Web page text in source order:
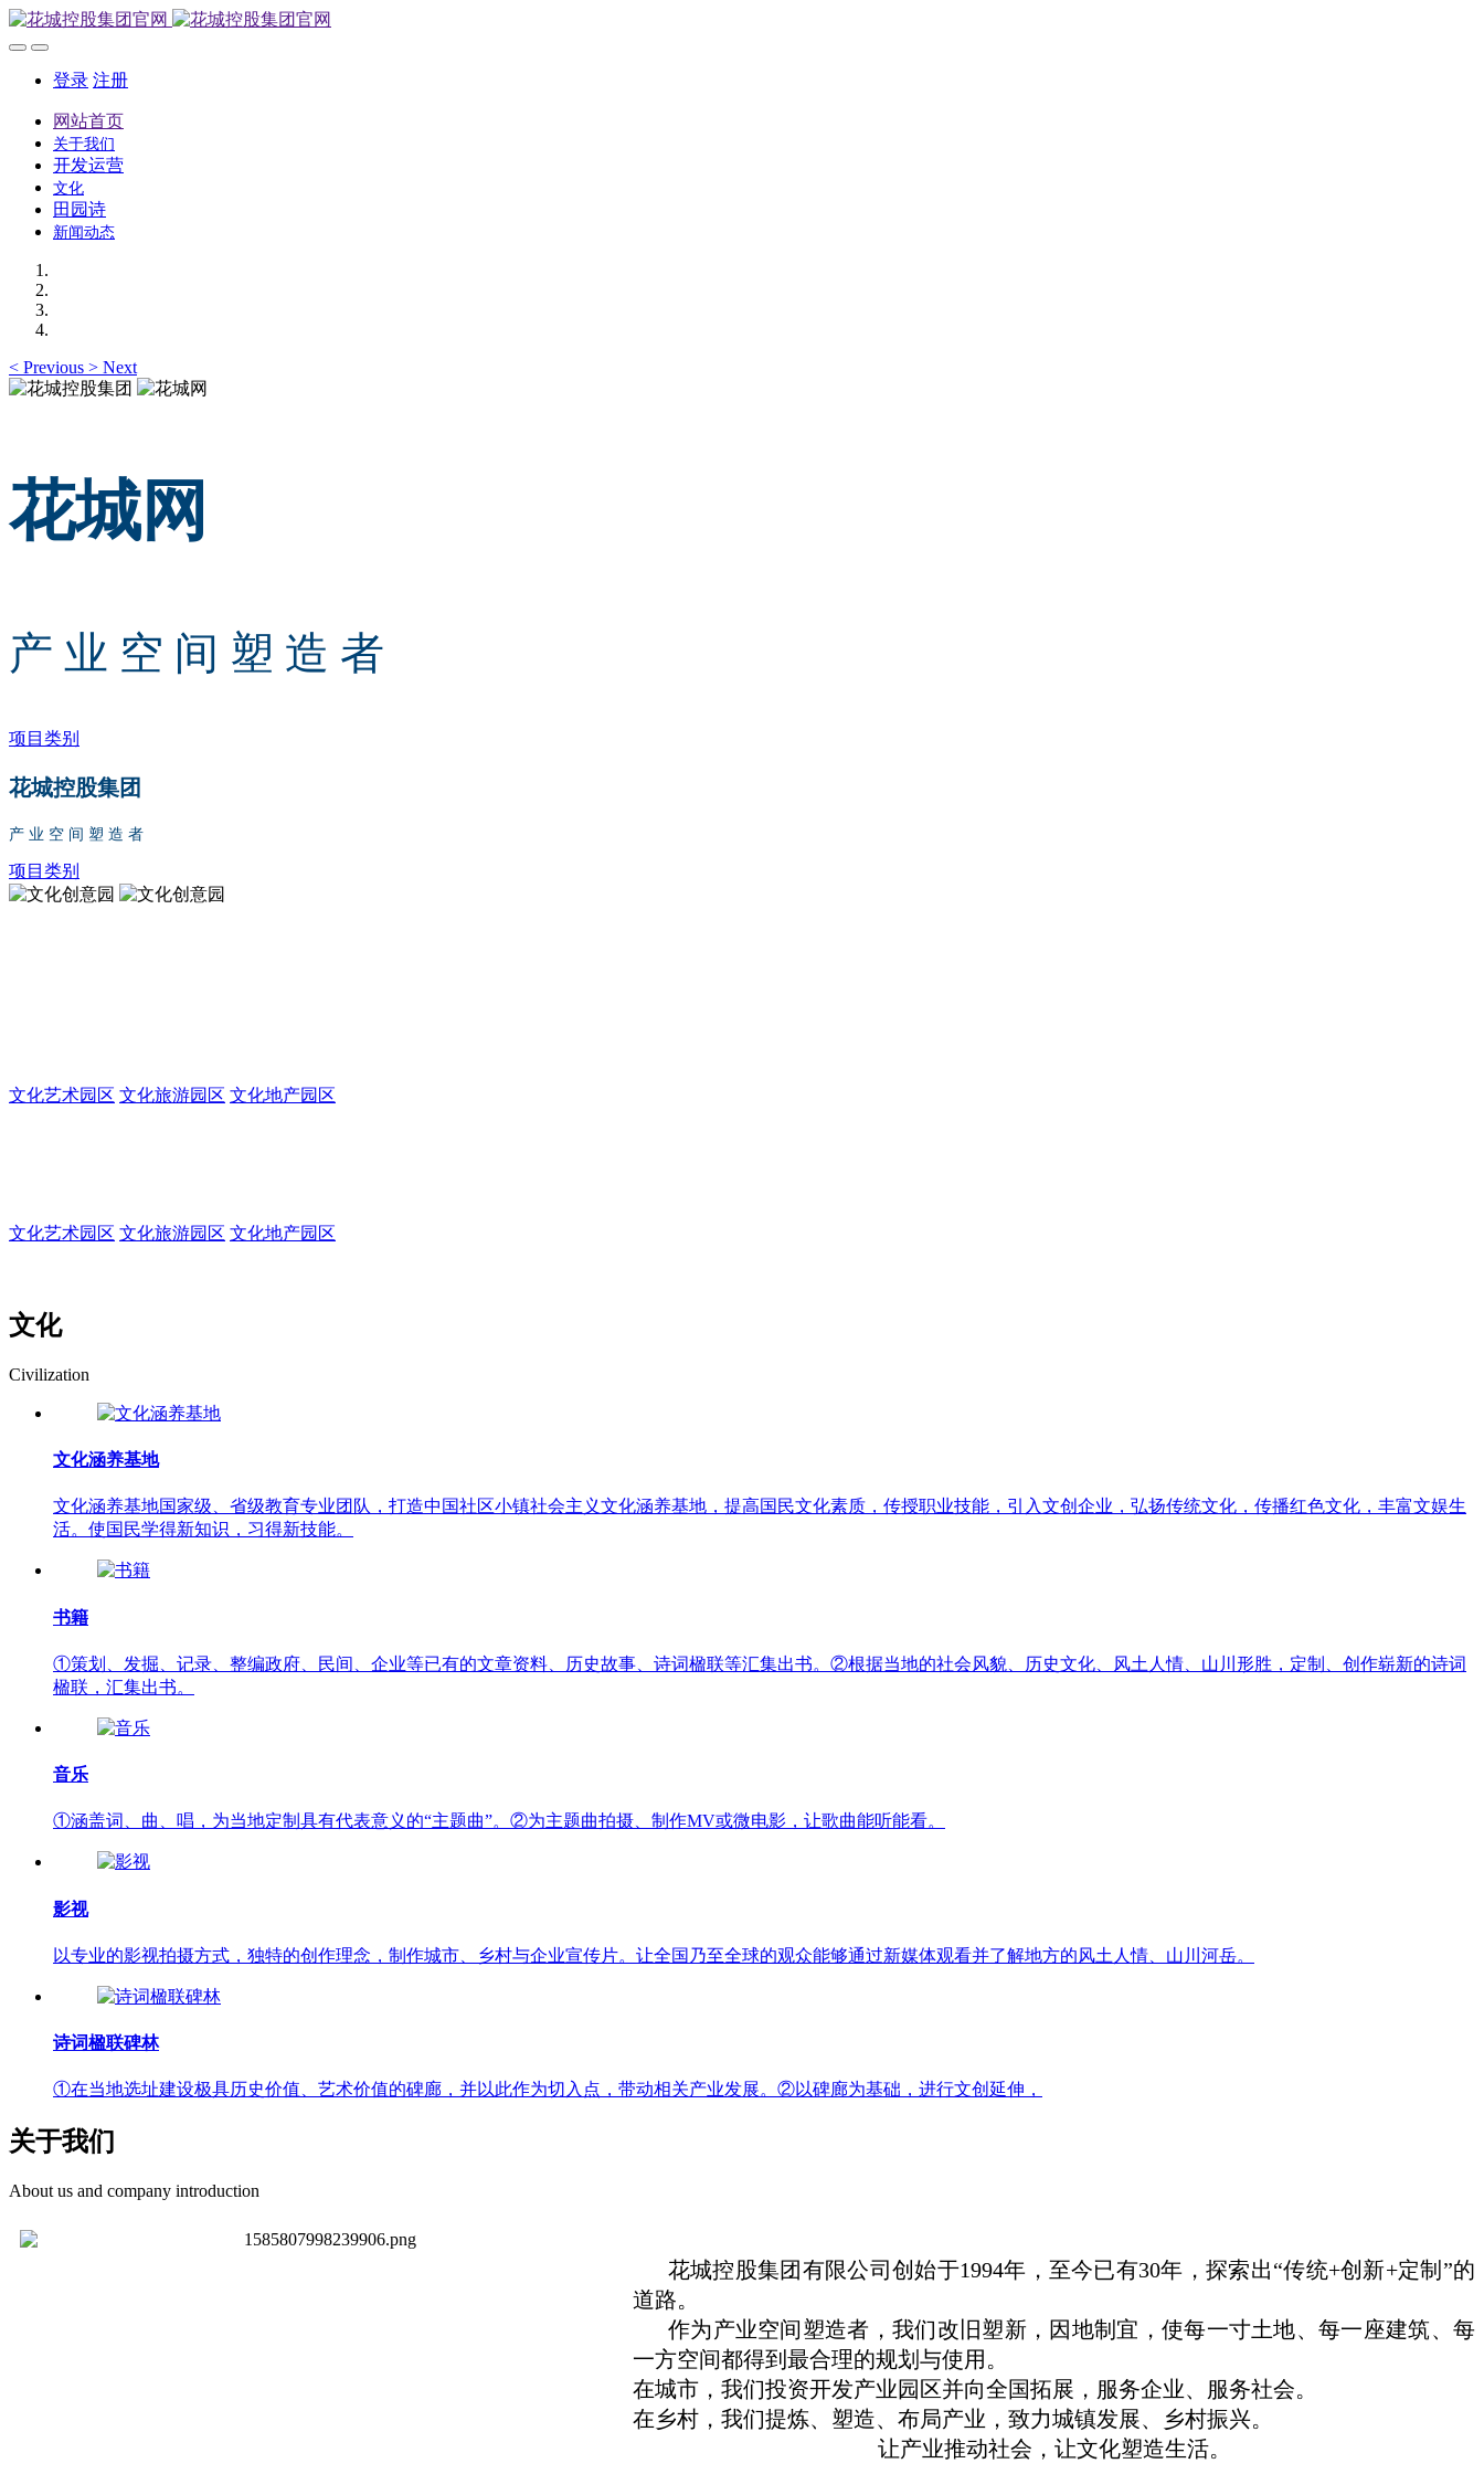
登录 注册
网站首页
关于我们
开发运营
文化
田园诗
新闻动态
< Previous > Next
花城网
产 业 空 间 塑 造 者
项目类别
花城控股集团
产 业 空 间 塑 造 者
项目类别
文化艺术园区 文化旅游园区 文化地产园区
文化艺术园区 文化旅游园区 文化地产园区
文化
Civilization
文化涵养基地
文化涵养基地国家级、省级教育专业团队，打造中国社区小镇社会主义文化涵养基地，提高国民文化素质，传授职业技能，引入文创企业，弘扬传统文化，传播红色文化，丰富文娱生
活。使国民学得新知识，习得新技能。
书籍
①策划、发掘、记录、整编政府、民间、企业等已有的文章资料、历史故事、诗词楹联等汇集出书。②根据当地的社会风貌、历史文化、风土人情、山川形胜，定制、创作崭新的诗词
楹联，汇集出书。
音乐
①涵盖词、曲、唱，为当地定制具有代表意义的“主题曲”。②为主题曲拍摄、制作MV或微电影，让歌曲能听能看。
影视
以专业的影视拍摄方式，独特的创作理念，制作城市、乡村与企业宣传片。让全国乃至全球的观众能够通过新媒体观看并了解地方的风土人情、山川河岳。
诗词楹联碑林
①在当地选址建设极具历史价值、艺术价值的碑廊，并以此作为切入点，带动相关产业发展。②以碑廊为基础，进行文创延伸，
关于我们
About us and company introduction
花城控股集团有限公司创始于1994年，至今已有30年，探索出“传统+创新+定制 ”的
道路。
作为产业空间塑造者，我们改旧塑新，因地制宜，使每一寸土地、每一座建筑、每
一方空间都得到最合理的规划与使用。
在城市，我们投资开发产业园区并向全国拓展，服务企业、服务社会。
在乡村，我们提炼、塑造、布局产业，致力城镇发展、乡村振兴。
让产业推动社会，让文化塑造生活。